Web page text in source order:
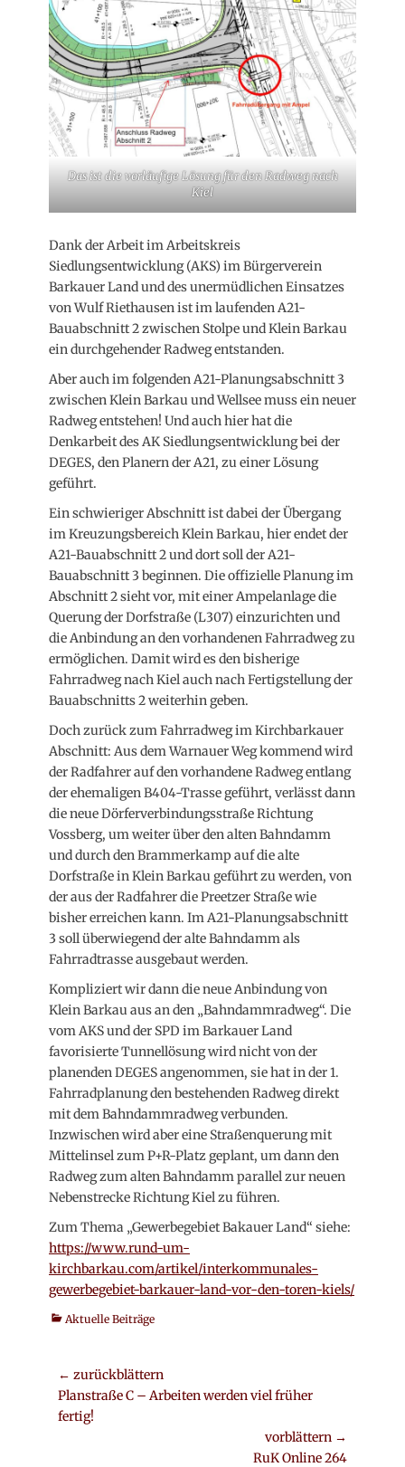
Das ist die vorläufige Lösung für den Radweg nach
Kiel
Dank der Arbeit im Arbeitskreis
Siedlungsentwicklung (AKS) im Bürgerverein
Barkauer Land und des unermüdlichen Einsatzes
von Wulf Riethausen ist im laufenden A21-
Bauabschnitt 2 zwischen Stolpe und Klein Barkau
ein durchgehender Radweg entstanden.
Aber auch im folgenden A21-Planungsabschnitt 3
zwischen Klein Barkau und Wellsee muss ein neuer
Radweg entstehen! Und auch hier hat die
Denkarbeit des AK Siedlungsentwicklung bei der
DEGES, den Planern der A21, zu einer Lösung
geführt.
Ein schwieriger Abschnitt ist dabei der Übergang
im Kreuzungsbereich Klein Barkau, hier endet der
A21-Bauabschnitt 2 und dort soll der A21-
Bauabschnitt 3 beginnen. Die offizielle Planung im
Abschnitt 2 sieht vor, mit einer Ampelanlage die
Querung der Dorfstraße (L307) einzurichten und
die Anbindung an den vorhandenen Fahrradweg zu
ermöglichen. Damit wird es den bisherige
Fahrradweg nach Kiel auch nach Fertigstellung der
Bauabschnitts 2 weiterhin geben.
Doch zurück zum Fahrradweg im Kirchbarkauer
Abschnitt: Aus dem Warnauer Weg kommend wird
der Radfahrer auf den vorhandene Radweg entlang
der ehemaligen B404-Trasse geführt, verlässt dann
die neue Dörferverbindungsstraße Richtung
Vossberg, um weiter über den alten Bahndamm
und durch den Brammerkamp auf die alte
Dorfstraße in Klein Barkau geführt zu werden, von
der aus der Radfahrer die Preetzer Straße wie
bisher erreichen kann. Im A21-Planungsabschnitt
3 soll überwiegend der alte Bahndamm als
Fahrradtrasse ausgebaut werden.
Kompliziert wir dann die neue Anbindung von
Klein Barkau aus an den „Bahndammradweg“. Die
vom AKS und der SPD im Barkauer Land
favorisierte Tunnellösung wird nicht von der
planenden DEGES angenommen, sie hat in der 1.
Fahrradplanung den bestehenden Radweg direkt
mit dem Bahndammradweg verbunden.
Inzwischen wird aber eine Straßenquerung mit
Mittelinsel zum P+R-Platz geplant, um dann den
Radweg zum alten Bahndamm parallel zur neuen
Nebenstrecke Richtung Kiel zu führen.
Zum Thema „Gewerbegebiet Bakauer Land“ siehe:
https://www.rund-um-
kirchbarkau.com/artikel/interkommunales-
gewerbegebiet-barkauer-land-vor-den-toren-kiels/
Kategorien
Aktuelle Beiträge
Beitrags-
Navigation
← zurückblättern
Vorheriger
Beitrag:
Planstraße C – Arbeiten werden viel früher
fertig!
vorblättern →
RuK Online 264